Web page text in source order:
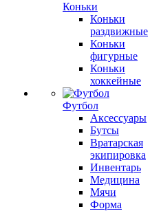
Коньки
Коньки
раздвижные
Коньки
фигурные
Коньки
хоккейные
Футбол
Аксессуары
Бутсы
Вратарская
экипировка
Инвентарь
Медицина
Мячи
Форма